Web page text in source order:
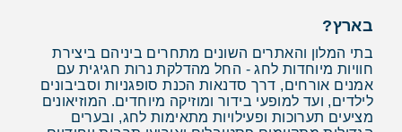
בארץ?
בתי המלון והאתרים השונים מתחרים ביניהם ביצירת
חוויות מיוחדות לחג - החל מהדלקת נרות חגיגית עם
אמנים אורחים, דרך סדנאות הכנת סופגניות וסביבונים
לילדים, ועד למופעי בידור ומוזיקה מיוחדים. המוזיאונים
מציעים תערוכות ופעילויות מתאימות לחג, ובערים